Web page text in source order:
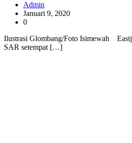
Admin
Januari 9, 2020
0
Ilustrasi Glombang/Foto Isimewah
SAR setempat […]